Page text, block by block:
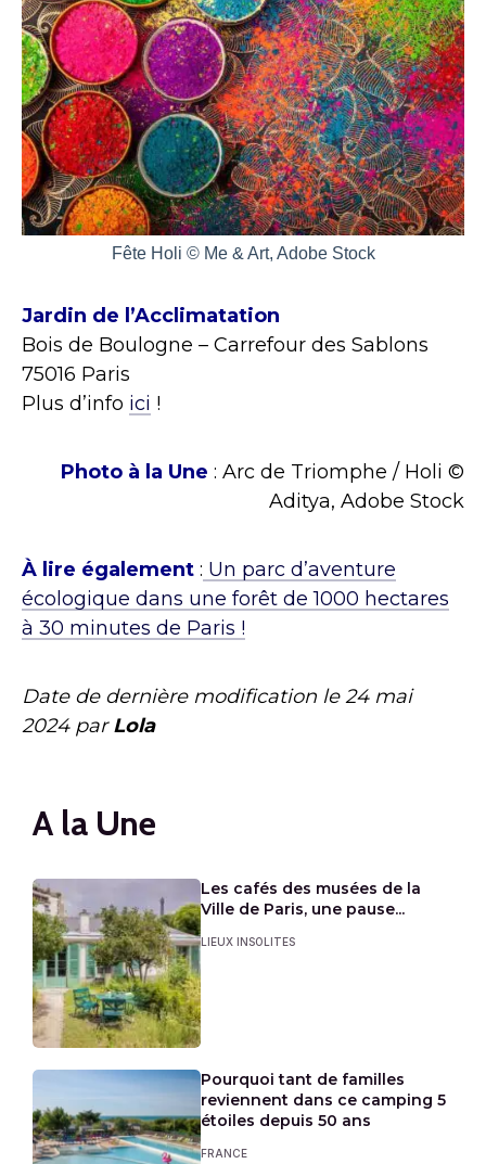
Fête Holi © Me & Art, Adobe Stock
Jardin de l’Acclimatation
Bois de Boulogne – Carrefour des Sablons
75016 Paris
Plus d’info ici !
Photo à la Une : Arc de Triomphe / Holi ©
Aditya, Adobe Stock
À lire également : Un parc d’aventure
écologique dans une forêt de 1000 hectares
à 30 minutes de Paris !
Date de dernière modification le24 mai
2024 parLola
A la Une
Les cafés des musées de la
Ville de Paris, une pause...
LIEUX INSOLITES
Pourquoi tant de familles
reviennent dans ce camping 5
étoiles depuis 50 ans
FRANCE